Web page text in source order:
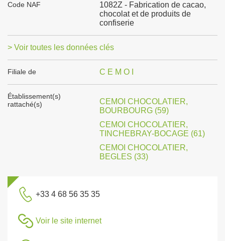
Code NAF
1082Z - Fabrication de cacao,
chocolat et de produits de
confiserie
> Voir toutes les données clés
Filiale de C E M O I
Établissement(s)
rattaché(s)
CEMOI CHOCOLATIER,
BOURBOURG (59)
CEMOI CHOCOLATIER,
TINCHEBRAY-BOCAGE (61)
CEMOI CHOCOLATIER,
BEGLES (33)
+33 4 68 56 35 35
Voir le site internet